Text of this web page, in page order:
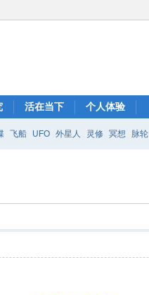
活在当下 个人体验
飞船 UFO 外星人 灵修 冥想 脉轮